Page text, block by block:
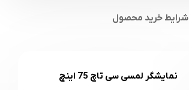
شرایط خرید محصول
نمایشگر لمسی سی تاچ 75 اینچ